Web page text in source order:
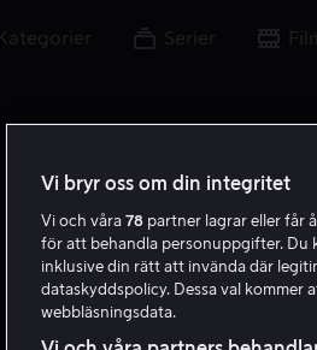
Kategorier Serier
5 6 7 8
Vi bryr oss om din integritet
Vi och våra 78 partner lagrar eller får
för att behandla personuppgifter. Du
inklusive din rätt att invända där
dataskyddspolicy. Dessa val kommer
webbläsningsdata.